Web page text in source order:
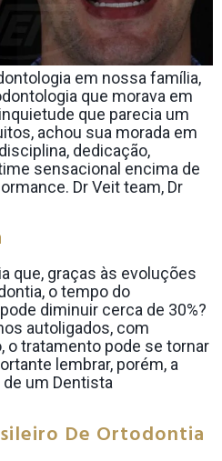
em nossa família,
que morava em
que parecia um
achou sua morada em
dedicação,
sensacional encima de
Dr Veit team, Dr
que, graças às evoluções
o tempo do
diminuir cerca de 30%?
autoligados, com
o tratamento pode se tornar
lembrar, porém, a
um Dentista
De Ortodontia